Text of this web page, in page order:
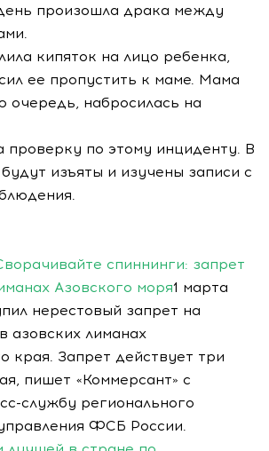
произошла драка между
кипяток на лицо ребенка,
ее пропустить к маме. Мама
очередь, набросилась на
проверку по этому инциденту. В
изъяты и изучены записи с
спиннинги: запрет
Азовского моря1 марта
нерестовый запрет на
азовских лиманах
края. Запрет действует три
пишет «Коммерсант» с
службу регионального
ФСБ России.